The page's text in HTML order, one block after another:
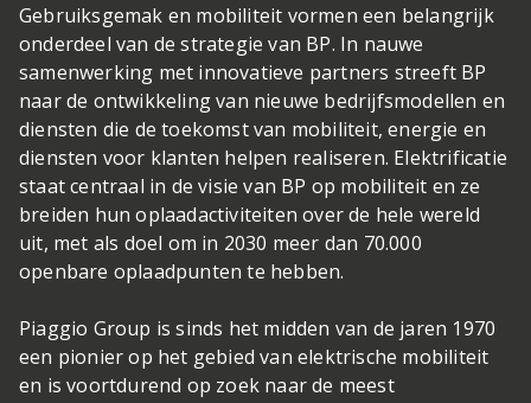
Gebruiksgemak en mobiliteit vormen een belangrijk
onderdeel van de strategie van BP. In nauwe
samenwerking met innovatieve partners streeft BP
naar de ontwikkeling van nieuwe bedrijfsmodellen en
diensten die de toekomst van mobiliteit, energie en
diensten voor klanten helpen realiseren. Elektrificatie
staat centraal in de visie van BP op mobiliteit en ze
breiden hun oplaadactiviteiten over de hele wereld
uit, met als doel om in 2030 meer dan 70.000
openbare oplaadpunten te hebben.
Piaggio Group is sinds het midden van de jaren 1970
een pionier op het gebied van elektrische mobiliteit
en is voortdurend op zoek naar de meest